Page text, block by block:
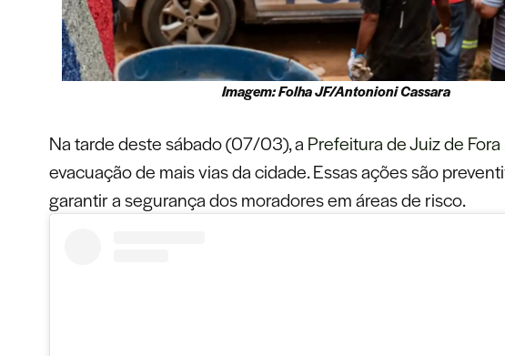
Imagem: Folha JF/Antonioni Cassara
Na tarde deste sábado (07/03), a Prefeitura de Juiz de Fora
evacuação de mais vias da cidade. Essas ações são
garantir a segurança dos moradores em áreas de risco.